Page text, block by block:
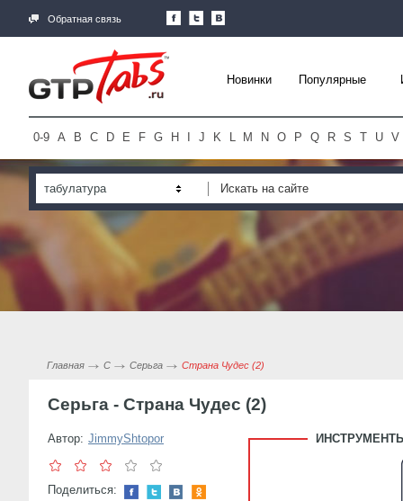
Обратная связь
Новинки Популярные
0-9 A B C D E F G H J K L M N O P Q R S T U V
табулатура
Главная С Серьга Страна Чудес (2)
Серьга - Страна Чудес (2)
Автор: JimmyShtopor
Поделиться: